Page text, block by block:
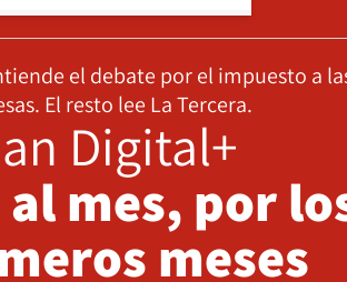
el debate por el impuesto a
El resto lee La Tercera.
Digital+
mes, por
meses